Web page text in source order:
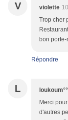
V violette
Trop cher
bon
Répondre
L
Merci
d'autres